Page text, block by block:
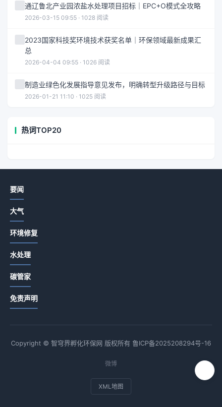
通辽鲁北产业园浓盐水处理项目招标｜EPC+O模式全攻略
2026-03-15 09:55 · 1028 阅读
2023国家科技奖环境技术获奖名单｜环保领域最新成果汇
总
2026-04-04 09:55 · 1026 阅读
制造业绿色化发展指导意见发布，明确转型升级路径与目标
2026-01-21 11:10 · 1025 阅读
热词TOP20
要闻
大气
环境修复
水处理
碳管家
免责声明
Copyright © 智穹界孵化环保网 版权所有 鲁ICP备2025208294号-16
微博
XML地图